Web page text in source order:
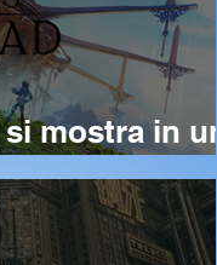
mostra in un